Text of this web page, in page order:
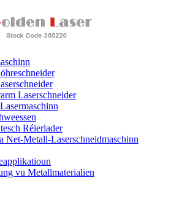
Laserschneider
Réierlader
Net-Metall-Laserschneidmaschinn
vu Metallmaterialien